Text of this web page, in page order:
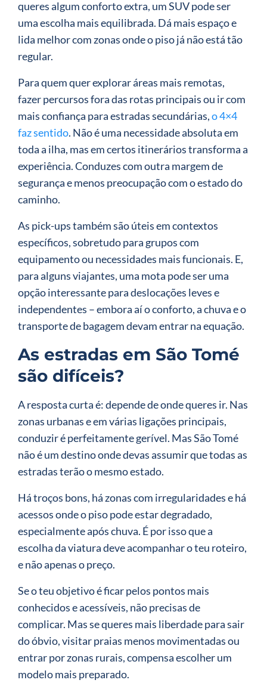
queres algum conforto extra, um SUV pode ser
uma escolha mais equilibrada. Dá mais espaço e
lida melhor com zonas onde o piso já não está tão
regular.
Para quem quer explorar áreas mais remotas,
fazer percursos fora das rotas principais ou ir com
mais confiança para estradas secundárias,o 4×4
faz sentido. Não é uma necessidade absoluta em
toda a ilha, mas em certos itinerários transforma a
experiência. Conduzes com outra margem de
segurança e menos preocupação com o estado do
caminho.
As pick-ups também são úteis em contextos
específicos, sobretudo para grupos com
equipamento ou necessidades mais funcionais. E,
para alguns viajantes, uma mota pode ser uma
opção interessante para deslocações leves e
independentes – embora aí o conforto, a chuva e o
transporte de bagagem devam entrar na equação.
As estradas em São Tomé
são difíceis?
A resposta curta é: depende de onde queres ir. Nas
zonas urbanas e em várias ligações principais,
conduzir é perfeitamente gerível. Mas São Tomé
não é um destino onde devas assumir que todas as
estradas terão o mesmo estado.
Há troços bons, há zonas com irregularidades e há
acessos onde o piso pode estar degradado,
especialmente após chuva. É por isso que a
escolha da viatura deve acompanhar o teu roteiro,
e não apenas o preço.
Se o teu objetivo é ficar pelos pontos mais
conhecidos e acessíveis, não precisas de
complicar. Mas se queres mais liberdade para sair
do óbvio, visitar praias menos movimentadas ou
entrar por zonas rurais, compensa escolher um
modelo mais preparado.